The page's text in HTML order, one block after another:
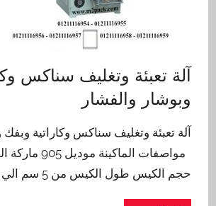
آلة تعبئة وتغليف سناكس
وبوشار والفشار
آلة تعبئة وتغليف سناكس وكاراتية وبفك
مواصفات
حجم الكيس طول الكيس من 5 سم الي